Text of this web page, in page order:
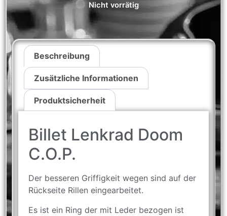
Nicht vorrätig
Beschreibung
Zusätzliche Informationen
Produktsicherheit
Billet Lenkrad Doom
C.O.P.
Der besseren Griffigkeit wegen sind auf der
Rückseite Rillen eingearbeitet.
Es ist ein Ring der mit Leder bezogen ist